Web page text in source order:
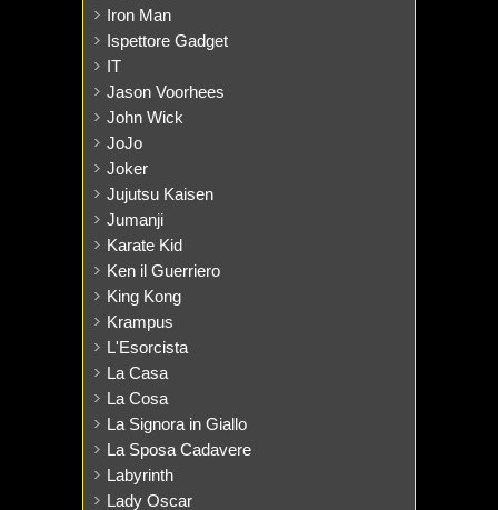
Iron Man
Ispettore Gadget
IT
Jason Voorhees
John Wick
JoJo
Joker
Jujutsu Kaisen
Jumanji
Karate Kid
Ken il Guerriero
King Kong
Krampus
L'Esorcista
La Casa
La Cosa
La Signora in Giallo
La Sposa Cadavere
Labyrinth
Lady Oscar